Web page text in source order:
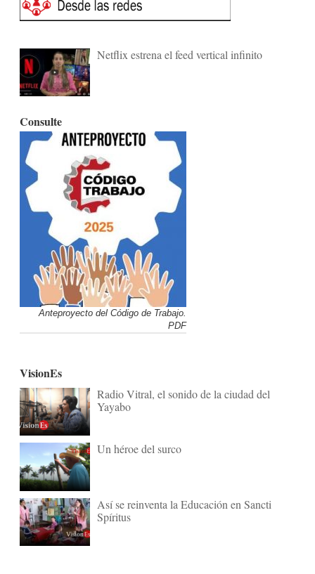
Netflix estrena el feed vertical infinito
Consulte
Anteproyecto del Código de Trabajo.
PDF
VisionEs
Radio Vitral, el sonido de la ciudad del
Yayabo
Un héroe del surco
Así se reinventa la Educación en Sancti
Spíritus